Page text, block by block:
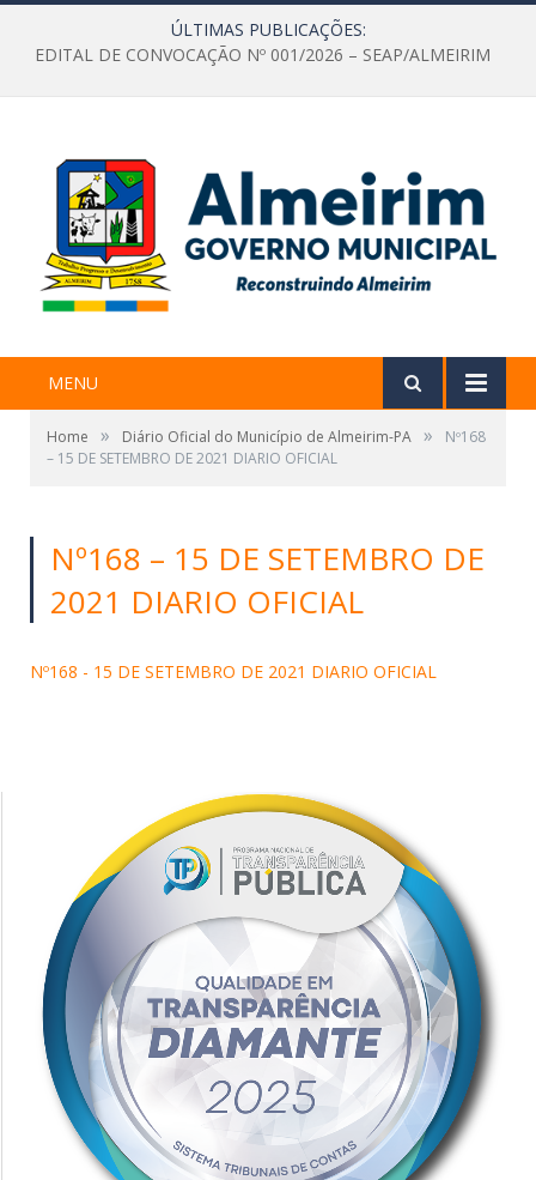
ÚLTIMAS PUBLICAÇÕES:
EDITAL DE CONVOCAÇÃO Nº 001/2026 – SEAP/ALMEIRIM
MENU
Home » Diário Oficial do Município de Almeirim-PA »
Nº168
– 15 DE SETEMBRO DE 2021 DIARIO OFICIAL
Nº168 – 15 DE SETEMBRO DE
2021 DIARIO OFICIAL
Nº168 - 15 DE SETEMBRO DE 2021 DIARIO OFICIAL